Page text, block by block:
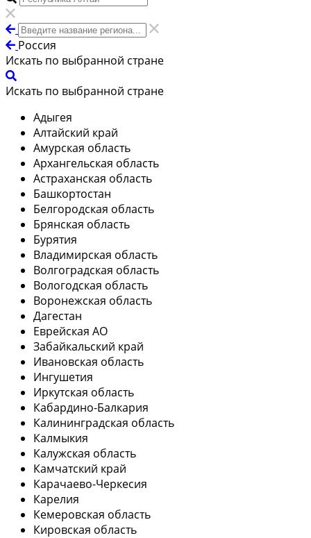
Россия
Искать по выбранной стране
Искать по выбранной стране
Адыгея
Алтайский край
Амурская область
Архангельская область
Астраханская область
Башкортостан
Белгородская область
Брянская область
Бурятия
Владимирская область
Волгоградская область
Вологодская область
Воронежская область
Дагестан
Еврейская АО
Забайкальский край
Ивановская область
Ингушетия
Иркутская область
Кабардино-Балкария
Калининградская область
Калмыкия
Калужская область
Камчатский край
Карачаево-Черкесия
Карелия
Кемеровская область
Кировская область